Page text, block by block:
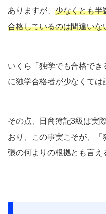
ありますが、 少なくとも半
合格しているのは間違いな
いくら「独学でも合格で
に独学合格者が少なくては
その点、日商簿記3級は実
おり、この事実こそが、
張の何よりの根拠とも言え